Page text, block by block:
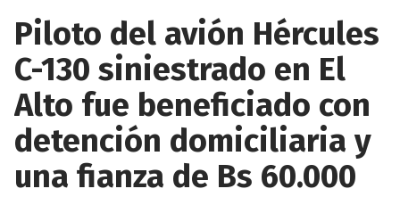
Piloto del avión Hércules
C-130 siniestrado en El
Alto fue beneficiado con
detención domiciliaria y
una fianza de Bs 60.000